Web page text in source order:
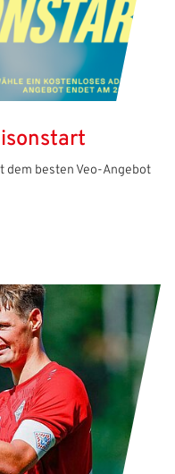
dem besten Veo-Angebot